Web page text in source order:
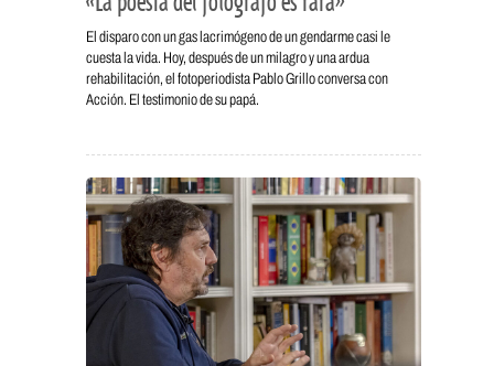
El disparo con un gas lacrimógeno de un gendarme casi le
cuesta la vida. Hoy, después de un milagro y una ardua
rehabilitación, el fotoperiodista Pablo Grillo conversa con
Acción. El testimonio de su papá.